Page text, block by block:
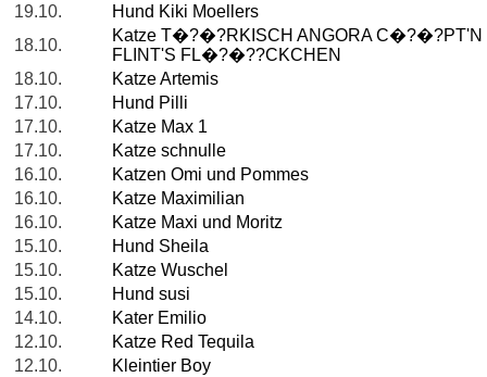
19.10.
Hund Kiki Moellers
18.10.
Katze T�?�?RKISCH ANGORA C�?�?PT'N
FLINT'S FL�?�??CKCHEN
18.10.
Katze Artemis
17.10.
Hund Pilli
17.10.
Katze Max 1
17.10.
Katze schnulle
16.10.
Katzen Omi und Pommes
16.10.
Katze Maximilian
16.10.
Katze Maxi und Moritz
15.10.
Hund Sheila
15.10.
Katze Wuschel
15.10.
Hund susi
14.10.
Kater Emilio
12.10.
Katze Red Tequila
12.10.
Kleintier Boy